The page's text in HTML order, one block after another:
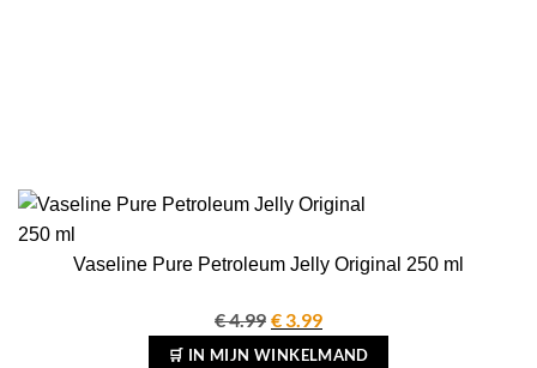
Vaseline Pure Petroleum Jelly Original 250 ml
€4.99 Oorspronkelijke
prijs
€3.99Huidige
prijs
🛒 IN MIJN WINKELMAND